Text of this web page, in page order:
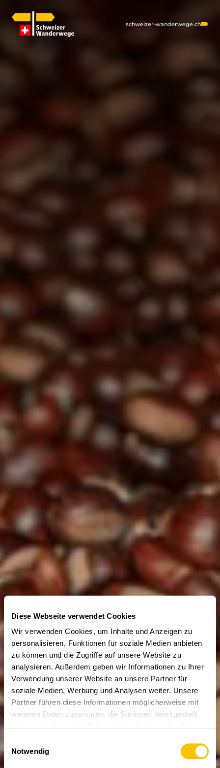
Diese Webseite verwendet Cookies
Wir verwenden Cookies, um Inhalte und Anzeigen zu
personalisieren, Funktionen für soziale Medien anbieten
zu können und die Zugriffe auf unsere Website zu
analysieren. Außerdem geben wir Informationen zu Ihrer
Verwendung unserer Website an unsere Partner für
soziale Medien, Werbung und Analysen weiter. Unsere
Partner führen diese Informationen möglicherweise mit
weiteren Daten zusammen, die Sie ihnen bereitgestellt
Notwendig
schweizer-wanderwege.ch
WANDERREPORTAGEN ABO
Einst als «Brot der Armen» hoch im Kurs, ging die
Kastanie im Malcantone TI beinahe vergessen. Bis